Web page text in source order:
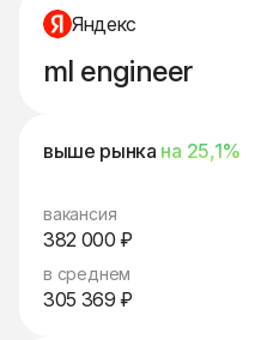
Яндекс
ml engineer
выше рынка на 25,1%
вакансия
382 000 ₽
в среднем
305 369 ₽